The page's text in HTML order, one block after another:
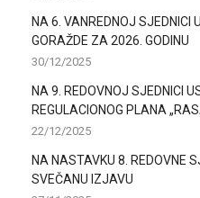
NA 6. VANREDNOJ SJEDNICI
GORAŽDE ZA 2026. GODINU
30/12/2025
NA 9. REDOVNOJ SJEDNICI
REGULACIONOG PLANA
22/12/2025
NA NASTAVKU 8. REDOVNE
SVEČANU IZJAVU